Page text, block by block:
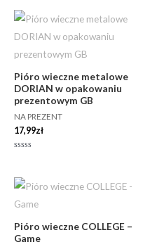
Pióro wieczne metalowe
DORIAN w opakowaniu
prezentowym GB
NA PREZENT
17,99zł
5
Pióro wieczne COLLEGE –
Game